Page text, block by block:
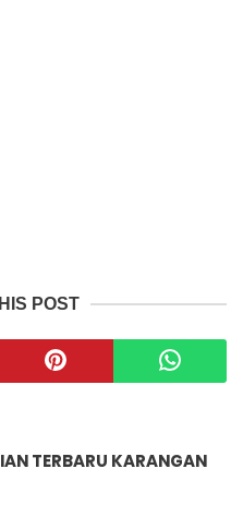
POST
TERBARU KARANGAN